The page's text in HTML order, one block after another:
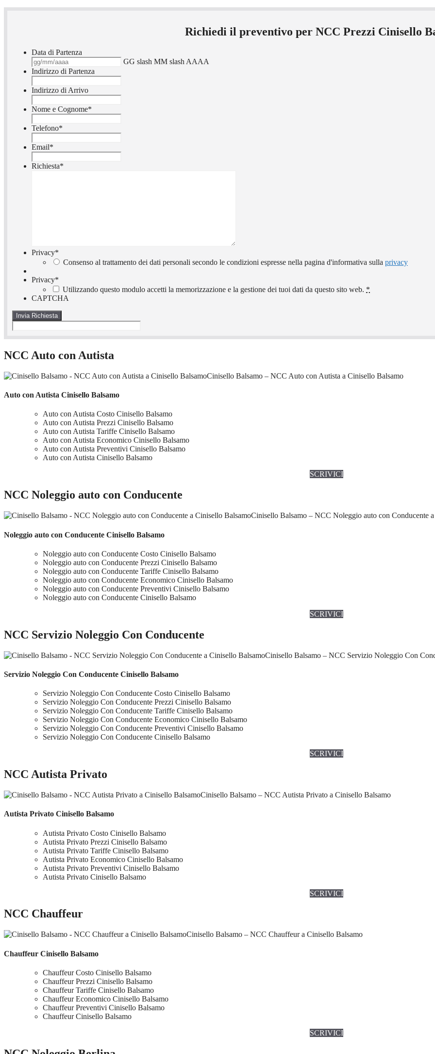
Richiedi il preventivo per NCC Prezzi Cinisello
Data di Partenza
GG slash MM slash AAAA
Indirizzo di Partenza
Indirizzo di Arrivo
Nome e Cognome*
Telefono*
Email*
Richiesta*
Privacy*
Consenso al trattamento dei dati personali secondo le condizioni espresse nella pagina d'informativa sulla privacy
Privacy*
Utilizzando questo modulo accetti la memorizzazione e la gestione dei tuoi dati da questo sito web. *
CAPTCHA
NCC Auto con Autista
Cinisello Balsamo – NCC Auto con Autista a Cinisello Balsamo
Auto con Autista Cinisello Balsamo
Auto con Autista Costo Cinisello Balsamo
Auto con Autista Prezzi Cinisello Balsamo
Auto con Autista Tariffe Cinisello Balsamo
Auto con Autista Economico Cinisello Balsamo
Auto con Autista Preventivi Cinisello Balsamo
Auto con Autista Cinisello Balsamo
SCRIVICI
NCC Noleggio auto con Conducente
Cinisello Balsamo – NCC Noleggio auto con Conducente
Noleggio auto con Conducente Cinisello Balsamo
Noleggio auto con Conducente Costo Cinisello Balsamo
Noleggio auto con Conducente Prezzi Cinisello Balsamo
Noleggio auto con Conducente Tariffe Cinisello Balsamo
Noleggio auto con Conducente Economico Cinisello Balsamo
Noleggio auto con Conducente Preventivi Cinisello Balsamo
Noleggio auto con Conducente Cinisello Balsamo
SCRIVICI
NCC Servizio Noleggio Con Conducente
Cinisello Balsamo – NCC Servizio Noleggio Con
Servizio Noleggio Con Conducente Cinisello Balsamo
Servizio Noleggio Con Conducente Costo Cinisello Balsamo
Servizio Noleggio Con Conducente Prezzi Cinisello Balsamo
Servizio Noleggio Con Conducente Tariffe Cinisello Balsamo
Servizio Noleggio Con Conducente Economico Cinisello Balsamo
Servizio Noleggio Con Conducente Preventivi Cinisello Balsamo
Servizio Noleggio Con Conducente Cinisello Balsamo
SCRIVICI
NCC Autista Privato
Cinisello Balsamo – NCC Autista Privato a Cinisello Balsamo
Autista Privato Cinisello Balsamo
Autista Privato Costo Cinisello Balsamo
Autista Privato Prezzi Cinisello Balsamo
Autista Privato Tariffe Cinisello Balsamo
Autista Privato Economico Cinisello Balsamo
Autista Privato Preventivi Cinisello Balsamo
Autista Privato Cinisello Balsamo
SCRIVICI
NCC Chauffeur
Cinisello Balsamo – NCC Chauffeur a Cinisello Balsamo
Chauffeur Cinisello Balsamo
Chauffeur Costo Cinisello Balsamo
Chauffeur Prezzi Cinisello Balsamo
Chauffeur Tariffe Cinisello Balsamo
Chauffeur Economico Cinisello Balsamo
Chauffeur Preventivi Cinisello Balsamo
Chauffeur Cinisello Balsamo
SCRIVICI